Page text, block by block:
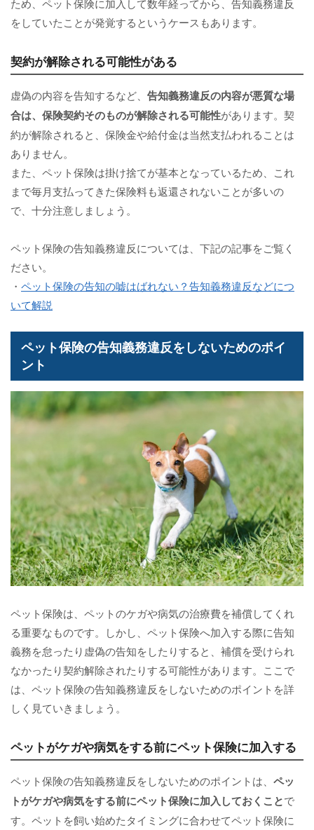
ため、ペット保険に加入して数年経ってから、告知義務違反
をしていたことが発覚するというケースもあります。
契約が解除される可能性がある
虚偽の内容を告知するなど、 告知義務違反の内容が悪質な場
合は、保険契約そのものが解除される可能性があります。契
約が解除されると、保険金や給付金は当然支払われることは
ありません。
また、ペット保険は掛け捨てが基本となっているため、これ
まで毎月支払ってきた保険料も返還されないことが多いの
で、十分注意しましょう。
ペット保険の告知義務違反については、下記の記事をご覧く
ださい。
・ ペット保険の告知の嘘はばれない？告知義務違反などにつ
いて解説
ペット保険の告知義務違反をしないためのポイ
ント
ペット保険は、ペットのケガや病気の治療費を補償してくれ
る重要なものです。しかし、ペット保険へ加入する際に告知
義務を怠ったり虚偽の告知をしたりすると、補償を受けられ
なかったり契約解除されたりする可能性があります。ここで
は、ペット保険の告知義務違反をしないためのポイントを詳
しく見ていきましょう。
ペットがケガや病気をする前にペット保険に加入する
ペット保険の告知義務違反をしないためのポイントは、 ペッ
トがケガや病気をする前にペット保険に加入しておくことで
す。ペットを飼い始めたタイミングに合わせてペット保険に